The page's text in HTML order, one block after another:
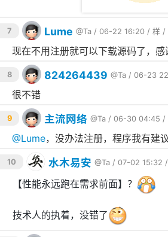
7 Lume @Ta / 06-22 16:20 / 样 /
现在不用注册就可以下载源码了，
8 824264439 @Ta / 06-23
很不错
9 主流网络 @Ta / 06-30 04:45 /
@Lume，没办法注册，程序我有建
10 水木易安 @Ta / 07-02 15:32 /
【性能永远跑在需求前面】？
技术人的执着，没错了